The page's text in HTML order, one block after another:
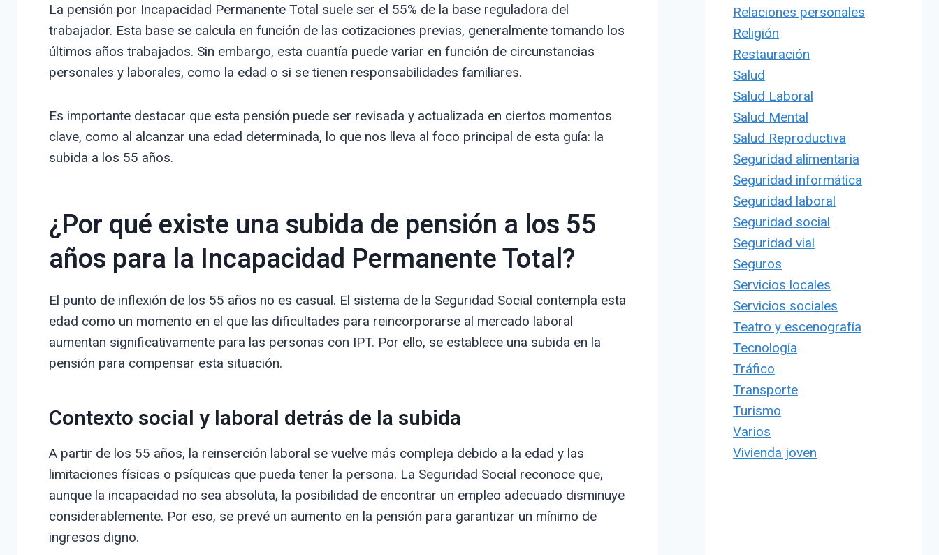
La pensión por Incapacidad Permanente Total suele ser el 55% de la base reguladora del
trabajador. Esta base se calcula en función de las cotizaciones previas, generalmente tomando los
últimos años trabajados. Sin embargo, esta cuantía puede variar en función de circunstancias
personales y laborales, como la edad o si se tienen responsabilidades familiares.
Es importante destacar que esta pensión puede ser revisada y actualizada en ciertos momentos
clave, como al alcanzar una edad determinada, lo que nos lleva al foco principal de esta guía: la
subida a los 55 años.
¿Por qué existe una subida de pensión a los 55
años para la Incapacidad Permanente Total?
El punto de inflexión de los 55 años no es casual. El sistema de la Seguridad Social contempla esta
edad como un momento en el que las dificultades para reincorporarse al mercado laboral
aumentan significativamente para las personas con IPT. Por ello, se establece una subida en la
pensión para compensar esta situación.
Contexto social y laboral detrás de la subida
A partir de los 55 años, la reinserción laboral se vuelve más compleja debido a la edad y las
limitaciones físicas o psíquicas que pueda tener la persona. La Seguridad Social reconoce que,
aunque la incapacidad no sea absoluta, la posibilidad de encontrar un empleo adecuado disminuye
considerablemente. Por eso, se prevé un aumento en la pensión para garantizar un mínimo de
ingresos digno.
Relaciones personales
Religión
Restauración
Salud
Salud Laboral
Salud Mental
Salud Reproductiva
Seguridad alimentaria
Seguridad informática
Seguridad laboral
Seguridad social
Seguridad vial
Seguros
Servicios locales
Servicios sociales
Teatro y escenografía
Tecnología
Tráfico
Transporte
Turismo
Varios
Vivienda joven